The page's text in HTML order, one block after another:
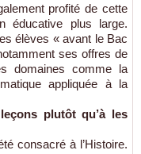
profité de cette
éducative plus large.
élèves « avant le Bac
ses offres de
domaines comme la
appliquée à la
plutôt qu’à les
consacré à l’Histoire.